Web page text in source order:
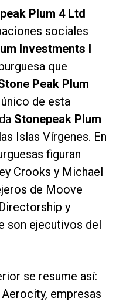
Plum 4 Ltd
sociales
Investments I
que
Peak Plum
de esta
Stonepeak Plum
Islas Vírgenes. En
figuran
Crooks y Michael
de Moove
y
son ejecutivos del
se resume así:
empresas